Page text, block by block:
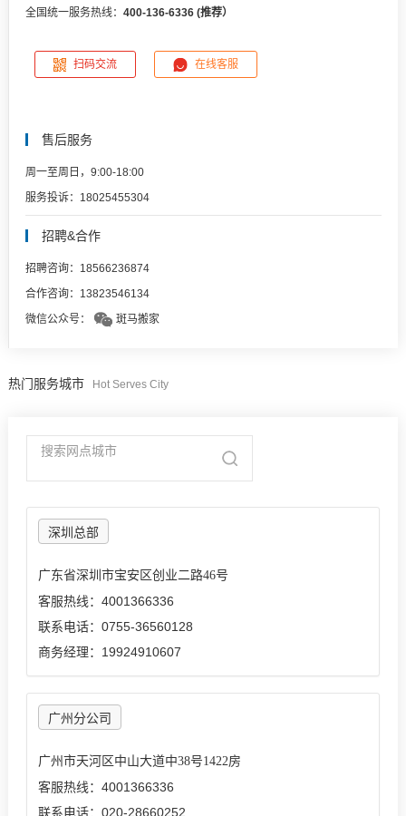
全国统一服务热线： 400-136-6336 (推荐）
扫码交流 在线客服
售后服务
周一至周日，9:00-18:00
服务投诉：18025455304
招聘&合作
招聘咨询：18566236874
合作咨询：13823546134
微信公众号：
斑马搬家
热门服务城市 Hot Serves City
深圳总部
广东省深圳市宝安区创业二路46号
客服热线：4001366336
联系电话：0755-36560128
商务经理：19924910607
广州分公司
广州市天河区中山大道中38号1422房
客服热线：4001366336
联系电话：020-28660252